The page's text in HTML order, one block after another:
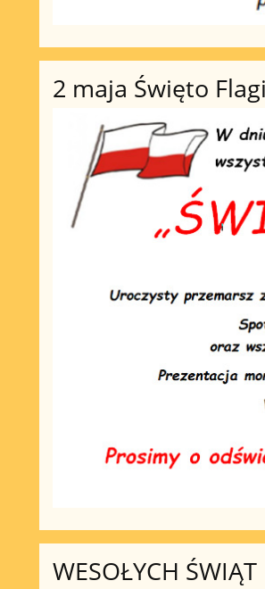
2 maja Święto
WESOŁYCH ŚWIĄT